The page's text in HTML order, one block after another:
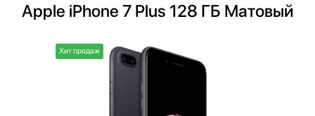
Apple iPhone 7 Plus 128 ГБ Матовый
Хит продаж